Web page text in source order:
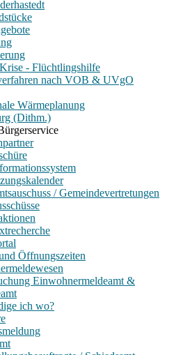
- Flüchtlingshilfe
nach VOB & UVgO
Wärmeplanung
(Dithm.)
/ Gemeindevertretungen
Öffnungszeiten
Einwohnermeldeamt &
ich wo?